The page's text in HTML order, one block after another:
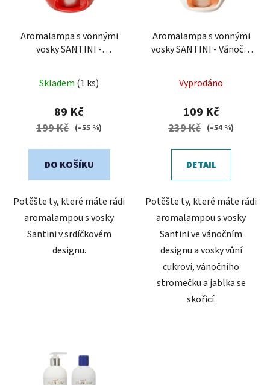
Aromalampa s vonnými
vosky SANTINI -
Skladem (1 ks)
89 Kč
199 Kč (–55 %)
DO KOŠÍKU
Potěšte ty, které máte rádi
aromalampou s vosky
Santini v srdíčkovém
designu.
Aromalampa s vonnými
vosky SANTINI - Vánoční
hodnocení
produktu
je
z
5
Vyprodáno
109 Kč
239 Kč (–54 %)
DETAIL
Potěšte ty, které máte rádi
aromalampou s vosky
Santini ve vánočním
designu a vosky vůní
cukroví, vánočního
stromečku a jablka se
skořicí.